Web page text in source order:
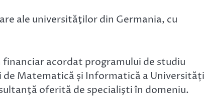
ale universităţilor din Germania, cu
acordat programului de studiu
Matematică și Informatică a
oferită de specialişti în domeniu.